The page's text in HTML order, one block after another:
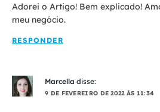
Adorei o Artigo! Bem explicado!
meu negócio.
RESPONDER
Marcella disse:
9 DE FEVEREIRO DE 2022 ÀS 11:34